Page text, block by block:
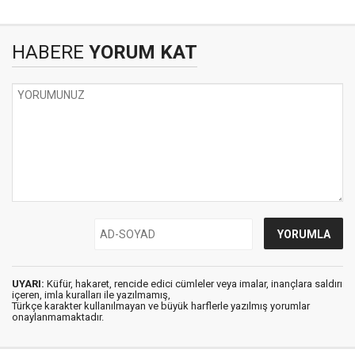
HABERE YORUM KAT
UYARI: Küfür, hakaret, rencide edici cümleler veya imalar, inançlara saldırı
içeren, imla kuralları ile yazılmamış,
Türkçe karakter kullanılmayan ve büyük harflerle yazılmış yorumlar
onaylanmamaktadır.